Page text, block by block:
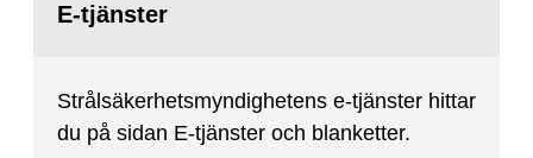
sida:E-tjänster
Strålsäkerhetsmyndighetens e-tjänster hittar
du på sidan E-tjänster och blanketter.